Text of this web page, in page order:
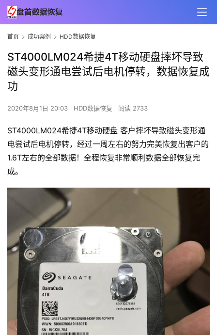
首页 成功案例 HDD数据恢复
ST4000LM024希捷4T移动硬盘摔坏导致
磁头变形通电尝试后电机停转，数据恢复成
功
2020年8月1日 20:03 HDD数据恢复 阅读 2733
ST4000LM024希捷4T移动硬盘 客户摔坏导致磁头变形通
电尝试后电机停转，经过一周左右的努力完美恢复出客户的
1.6T左右的全部数据！全程恢复非常顺利数据全部恢复完
成。